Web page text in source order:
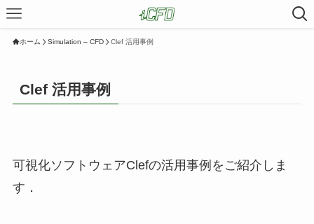
ホーム Simulation – CFD Clef 活用事例
Clef 活用事例
可視化ソフトウェアClefの活用事例をご紹介しま
す．